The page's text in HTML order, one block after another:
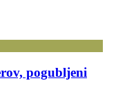
pogubljeni